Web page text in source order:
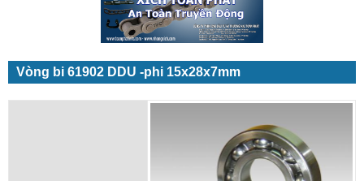
Vòng bi 61902 DDU -phi 15x28x7mm